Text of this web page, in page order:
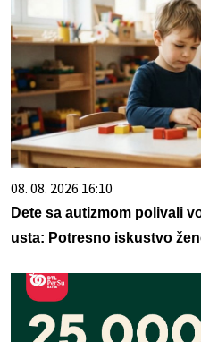
08. 08. 2026 16:10
Dete sa autizmom polivali
usta: Potresno iskustvo